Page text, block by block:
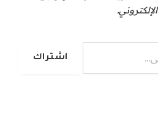
الإلكتروني.
اشتراك